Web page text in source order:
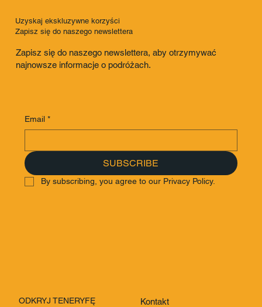
Uzyskaj ekskluzywne korzyści
Zapisz się do naszego newslettera
Zapisz się do naszego newslettera, aby otrzymywać
najnowsze informacje o podróżach.
Email *
SUBSCRIBE
By subscribing, you agree to our Privacy Policy.
ODKRYJ TENERYFĘ
Kontakt